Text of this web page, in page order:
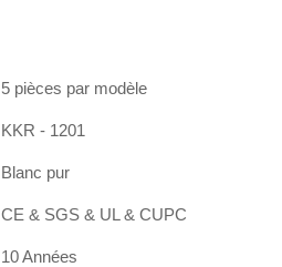
5 pièces par modèle
KKR - 1201
Blanc pur
CE & SGS & UL & CUPC
10 Années